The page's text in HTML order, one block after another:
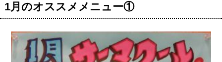
1月のオススメメニュー①